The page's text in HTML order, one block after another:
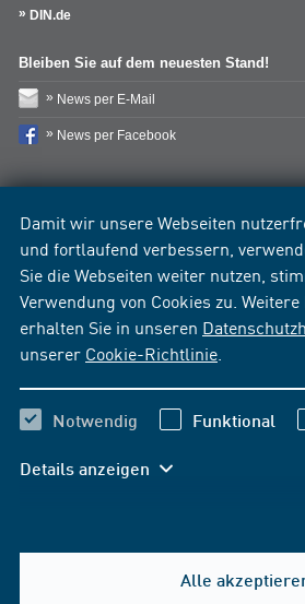
Damit wir unsere Webseiten
und fortlaufend verbessern,
Sie die Webseiten weiter nutzen,
Verwendung von Cookies zu.
erhalten Sie in unseren
unserer Cookie-Richtlinie
Notwendig Funktional
Details anzeigen
Alle
DIN.de
Bleiben Sie auf dem neuesten Stand!
News per E-Mail
News per Facebook